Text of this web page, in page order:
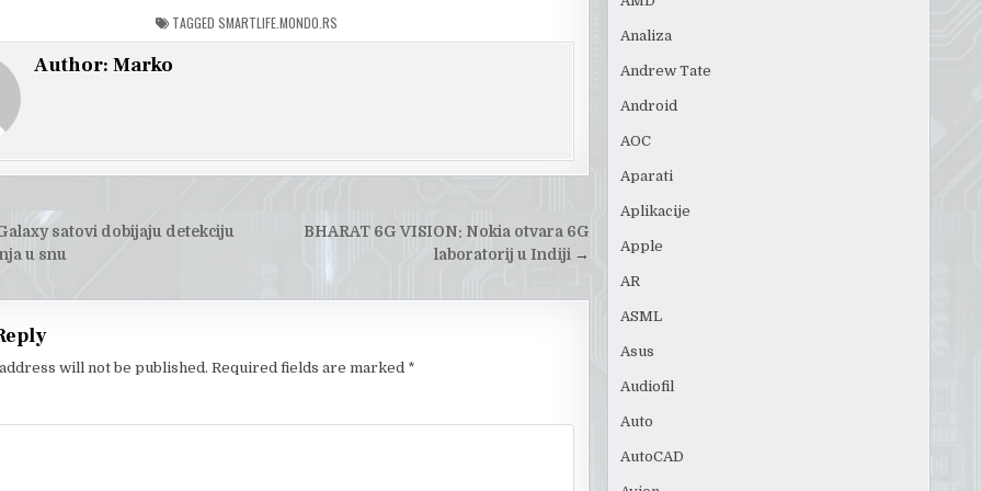
TAGGEDSMARTLIFE.MONDO.RS
Author: Marko
BHARAT 6G VISION: Nokia otvara 6G
laboratorij u Indiji→
satovi dobijaju detekciju
u snu
will not be published. Required fields are marked *
Analiza
Andrew Tate
Android
AOC
Aparati
Aplikacije
Apple
AR
ASML
Asus
Audiofil
Auto
AutoCAD